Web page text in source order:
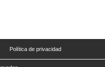
Política de privacidad